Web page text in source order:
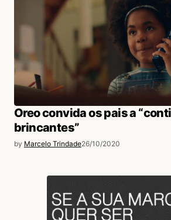
Oreo convida os pais a
brincantes”
by Marcelo Trindade26/10/2020